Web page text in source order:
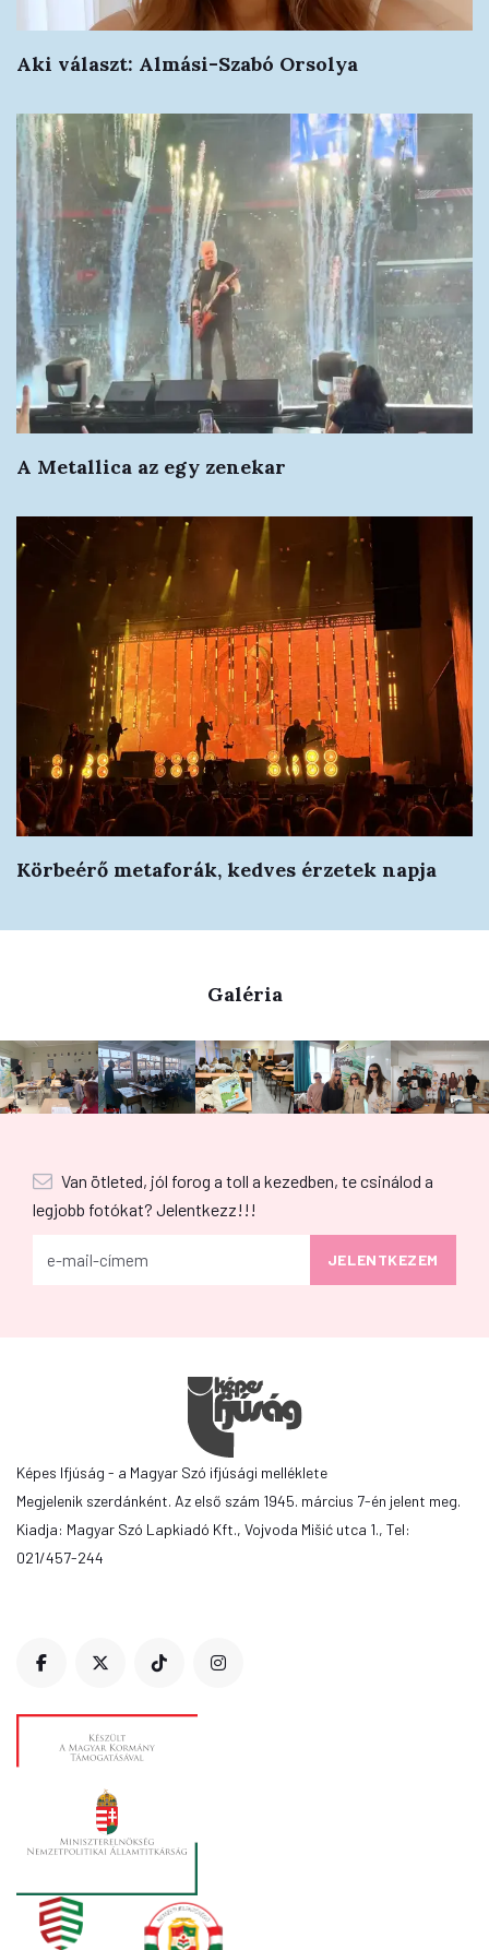
Aki választ: Almási-Szabó Orsolya
A Metallica az egy zenekar
Körbeérő metaforák, kedves érzetek napja
Galéria
Van ötleted, jól forog a toll a kezedben, te csinálod a
legjobb fotókat? Jelentkezz!!!
Képes Ifjúság - a Magyar Szó ifjúsági melléklete
Megjelenik szerdánként. Az első szám 1945. március 7-én jelent meg.
Kiadja: Magyar Szó Lapkiadó Kft., Vojvoda Mišić utca 1., Tel:
021/457-244